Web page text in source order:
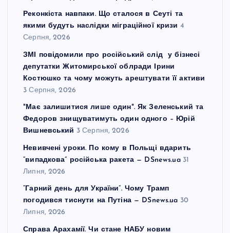
Реконкіста навпаки. Що сталося в Сеуті та
якими будуть наслідки міграційної кризи 4
Серпня, 2026
ЗМІ повідомили про російський слід у бізнесі
депутатки Житомирської облради Ірини
Костюшко та чому можуть арештувати її активи
3 Серпня, 2026
"Має залишитися лише один". Як Зеленський та
Федоров знищуватимуть один одного – Юрій
Вишневський 3 Серпня, 2026
Невивчені уроки. По кому в Польщі вдарить
“випадкова” російська ракета — DSnews.ua 31
Липня, 2026
“Гарний день для України”. Чому Трамп
погодився тиснути на Путіна — DSnews.ua 30
Липня, 2026
Справа Арахамії. Чи стане НАБУ новим